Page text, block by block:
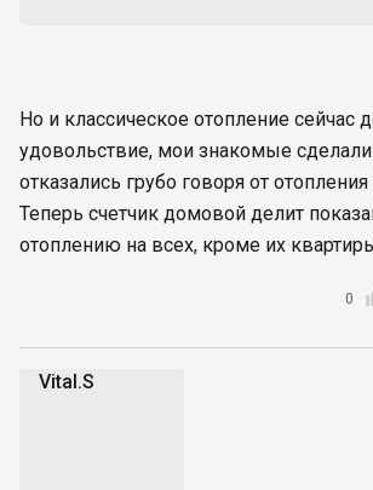
Но и классическое отопление сейчас
удовольствие, мои знакомые
отказались грубо говоря от отопления
Теперь счетчик домовой делит
отоплению на всех, кроме их
0
Vital.S